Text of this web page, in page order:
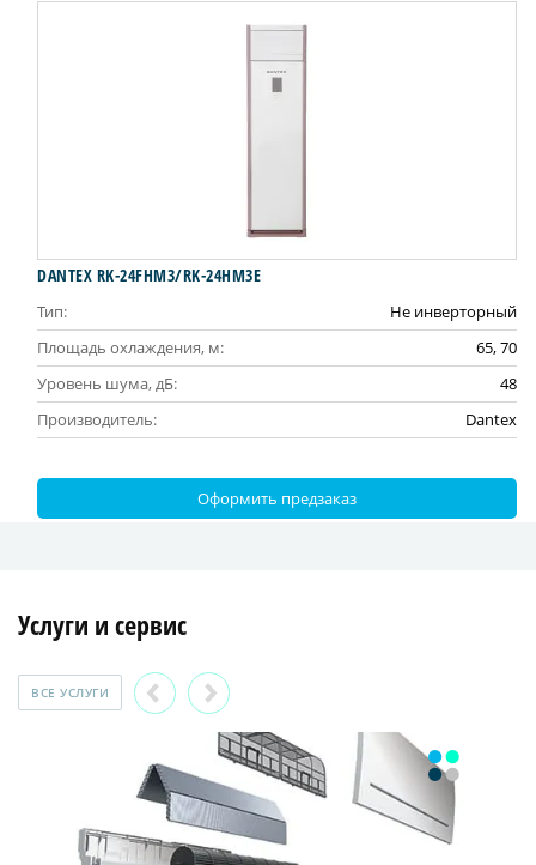
DANTEX RK-24FHM3/RK-24HM3E
Тип:
Не инверторный
Площадь охлаждения, м:
65, 70
Уровень шума, дБ:
48
Производитель:
Dantex
Оформить предзаказ
Услуги и сервис
ВСЕ УСЛУГИ